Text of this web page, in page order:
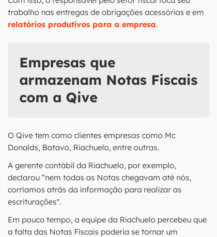
trabalho nas entregas de obrigações acessórias e em
relatórios produtivos para a empresa.
Empresas que
armazenam Notas Fiscais
com a Qive
O Qive tem como clientes empresas como Mc
Donalds, Batavo, Riachuelo, entre outras.
A gerente contábil da Riachuelo, por exemplo,
declarou “nem todas as Notas chegavam até nós,
corríamos atrás da informação para realizar as
escriturações".
Em pouco tempo, a equipe da Riachuelo percebeu que
a falta das Notas Fiscais poderia se tornar um